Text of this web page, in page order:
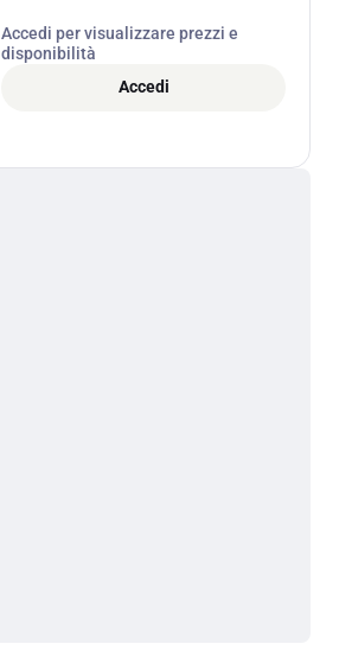
Accedi per visualizzare prezzi e
disponibilità
Accedi